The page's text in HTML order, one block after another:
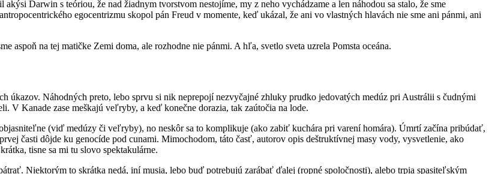
Darwin s teóriou, že nad žiadnym tvorstvom nestojíme, my z neho vychádzame a len náhodou sa stalo, že sme
egocentrizmu skopol pán Freud v momente, keď ukázal, že ani vo vlastných hlavách nie sme ani pánmi, ani
aspoň na tej matičke Zemi doma, ale rozhodne nie pánmi. A hľa, svetlo sveta uzrela Pomsta oceána.
úkazov. Náhodných preto, lebo sprvu si nik neprepojí nezvyčajné zhluky prudko jedovatých medúz pri Austrálii s čudnými
V Kanade zase meškajú veľryby, a keď konečne dorazia, tak zaútočia na lode.
(viď medúzy či veľryby), no neskôr sa to komplikuje (ako zabiť kuchára pri varení homára). Úmrtí začína pribúdať,
časti dôjde ku genocíde pod cunami. Mimochodom, táto časť, autorov opis deštruktívnej masy vody, vysvetlenie, ako
tisne sa mi tu slovo spektakulárne.
Niektorým to skrátka nedá, iní musia, lebo buď potrebujú zarábať ďalej (ropné spoločnosti), alebo trpia spasiteľským